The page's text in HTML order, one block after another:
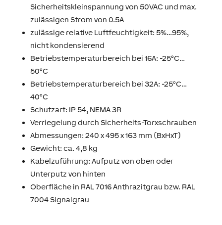
Sicherheitskleinspannung von 50VAC und max.
zulässigen Strom von 0.5A
zulässige relative Luftfeuchtigkeit: 5%…95%,
nicht kondensierend
Betriebstemperaturbereich bei 16A: -25°C…
50°C
Betriebstemperaturbereich bei 32A: -25°C…
40°C
Schutzart: IP 54, NEMA 3R
Verriegelung durch Sicherheits-Torxschrauben
Abmessungen: 240 x 495 x 163 mm (BxHxT)
Gewicht: ca. 4,8 kg
Kabelzuführung: Aufputz von oben oder
Unterputz von hinten
Oberfläche in RAL 7016 Anthrazitgrau bzw. RAL
7004 Signalgrau